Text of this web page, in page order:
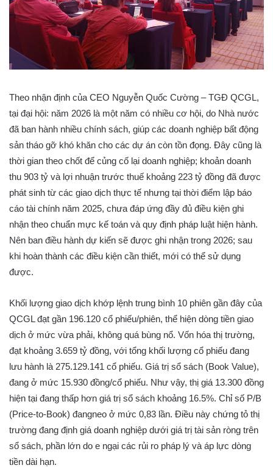
Theo nhận định của CEO Nguyễn Quốc Cường – TGĐ QCGL,
tại đại hội: năm 2026 là một năm có nhiều cơ hội, do Nhà nước
đã ban hành nhiều chính sách, giúp các doanh nghiệp bất động
sản tháo gỡ khó khăn cho các dự án còn tồn đọng. Đây cũng là
thời gian theo chốt để củng cố lại doanh nghiệp; khoản doanh
thu 903 tỷ và lợi nhuận trước thuế khoảng 223 tỷ đồng đã được
phát sinh từ các giao dịch thực tế nhưng tại thời điểm lập báo
cáo tài chính năm 2025, chưa đáp ứng đầy đủ điều kiện ghi
nhận theo chuẩn mực kế toán và quy định pháp luật hiện hành.
Nên ban điều hành dự kiến sẽ được ghi nhận trong 2026; sau
khi hoàn thành các điều kiện cần thiết, mới có thể sử dụng
được.
Khối lượng giao dịch khớp lệnh trung bình 10 phiên gần đây của
QCGL đạt gần 196.120 cổ phiếu/phiên, thể hiện dòng tiền giao
dịch ở mức vừa phải, không quá bùng nổ. Vốn hóa thị trường,
đạt khoảng 3.659 tỷ đồng, với tổng khối lượng cổ phiếu đang
lưu hành là 275.129.141 cổ phiếu. Giá trị sổ sách (Book Value),
đang ở mức 15.930 đồng/cổ phiếu. Như vậy, thị giá 13.300 đồng
hiện tại đang thấp hơn giá trị sổ sách khoảng 16.5%. Chỉ số P/B
(Price-to-Book) đangneo ở mức 0,83 lần. Điều này chứng tỏ thị
trường đang định giá doanh nghiệp dưới giá trị tài sản ròng trên
sổ sách, phần lớn do e ngại các rủi ro pháp lý và áp lực dòng
tiền dài hạn.